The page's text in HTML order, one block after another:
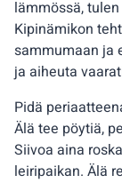
lämmössä,
Kipinämikon
sammumaan ja
ja aiheuta
Pidä
Älä tee pöytiä,
Siivoa aina
leiripaikan. Älä